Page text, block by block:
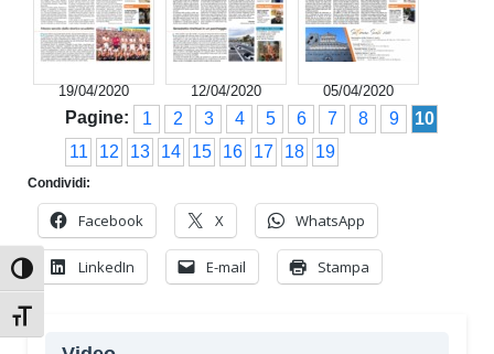
Attiva/disattiva alto contrasto
Attiva/disattiva dimensione testo
19/04/2020 12/04/2020 05/04/2020
Pagine: 1 2 3 4 5 6 7 8 9
10
11
12 13 14 15 16 17 18 19
Condividi:
Facebook X WhatsApp
LinkedIn E-mail Stampa